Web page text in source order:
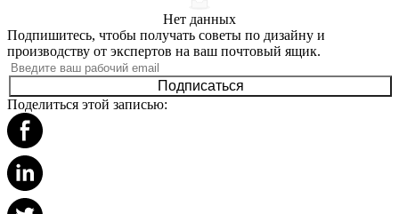
Нет данных
Подпишитесь, чтобы получать советы по дизайну и
производству от экспертов на ваш почтовый ящик.
Подписаться
Поделиться этой записью: